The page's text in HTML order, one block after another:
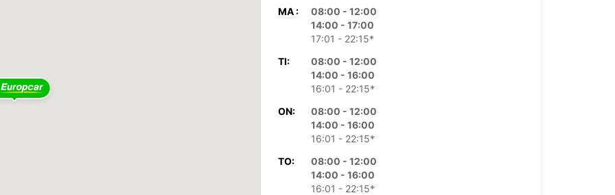
MA :
08:00 - 12:00
14:00 - 17:00
17:01 - 22:15*
TI:
08:00 - 12:00
14:00 - 16:00
16:01 - 22:15*
ON:
08:00 - 12:00
14:00 - 16:00
16:01 - 22:15*
TO:
08:00 - 12:00
14:00 - 16:00
16:01 - 22:15*